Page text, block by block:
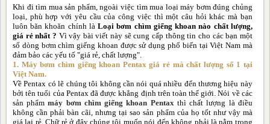
Máy Bơm Chìm Giếng Khoan Sear
Máy Bơm Chìm Giếng Khoan Foras
Máy Bơm Chìm Giếng Khoan Vertix
Tư vấn kỹ thuật
Khi đi tìm mua sản phẩm, ngoài việc tìm mua loại máy bơm đúng chủng
loại, phù hợp với yêu cầu của công việc thì một câu hỏi khác mà bạn
luôn băn khoăn chính làLoại bơm chìm giếng khoan nào chất lượng,
giá rẻ nhất ? Vì vậy bài viết này sẽ cung cấp thông tin cho các bạn một
số dòng bơm chìm giếng khoan được sử dụng phổ biến tại Việt Nam mà
đảm bảo các yếu tố "giá rẻ, chất lượng".
1. Máy bơm chìm giếng khoan Pentax giá rẻ mà chất lượng số 1 tại
Việt Nam.
Về Pentax có lẽ chúng tôi không cần nói quá nhiều đến thương hiệu này
bởi tên tuổi của Pentax đã được khẳng định trên toàn thế giới. Nói về các
sản phẩmmáy bơm chìm giếng khoan Pentaxthì chất lượng là điều
không cần phải bàn cãi, nhưng tại sao sản phẩm của họ tốt như vậy mà
giá lại rẻ. Chữ rẻ ở đây chúng tôi muốn nói đến không phải là nằm trong